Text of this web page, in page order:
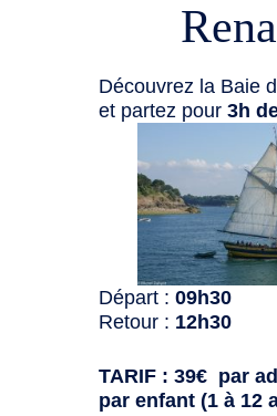
Découvrez la Baie
et partez pour3h
Départ :09h30
Retour : 12h30
TARIF : 39€ par
par enfant (1 à 12